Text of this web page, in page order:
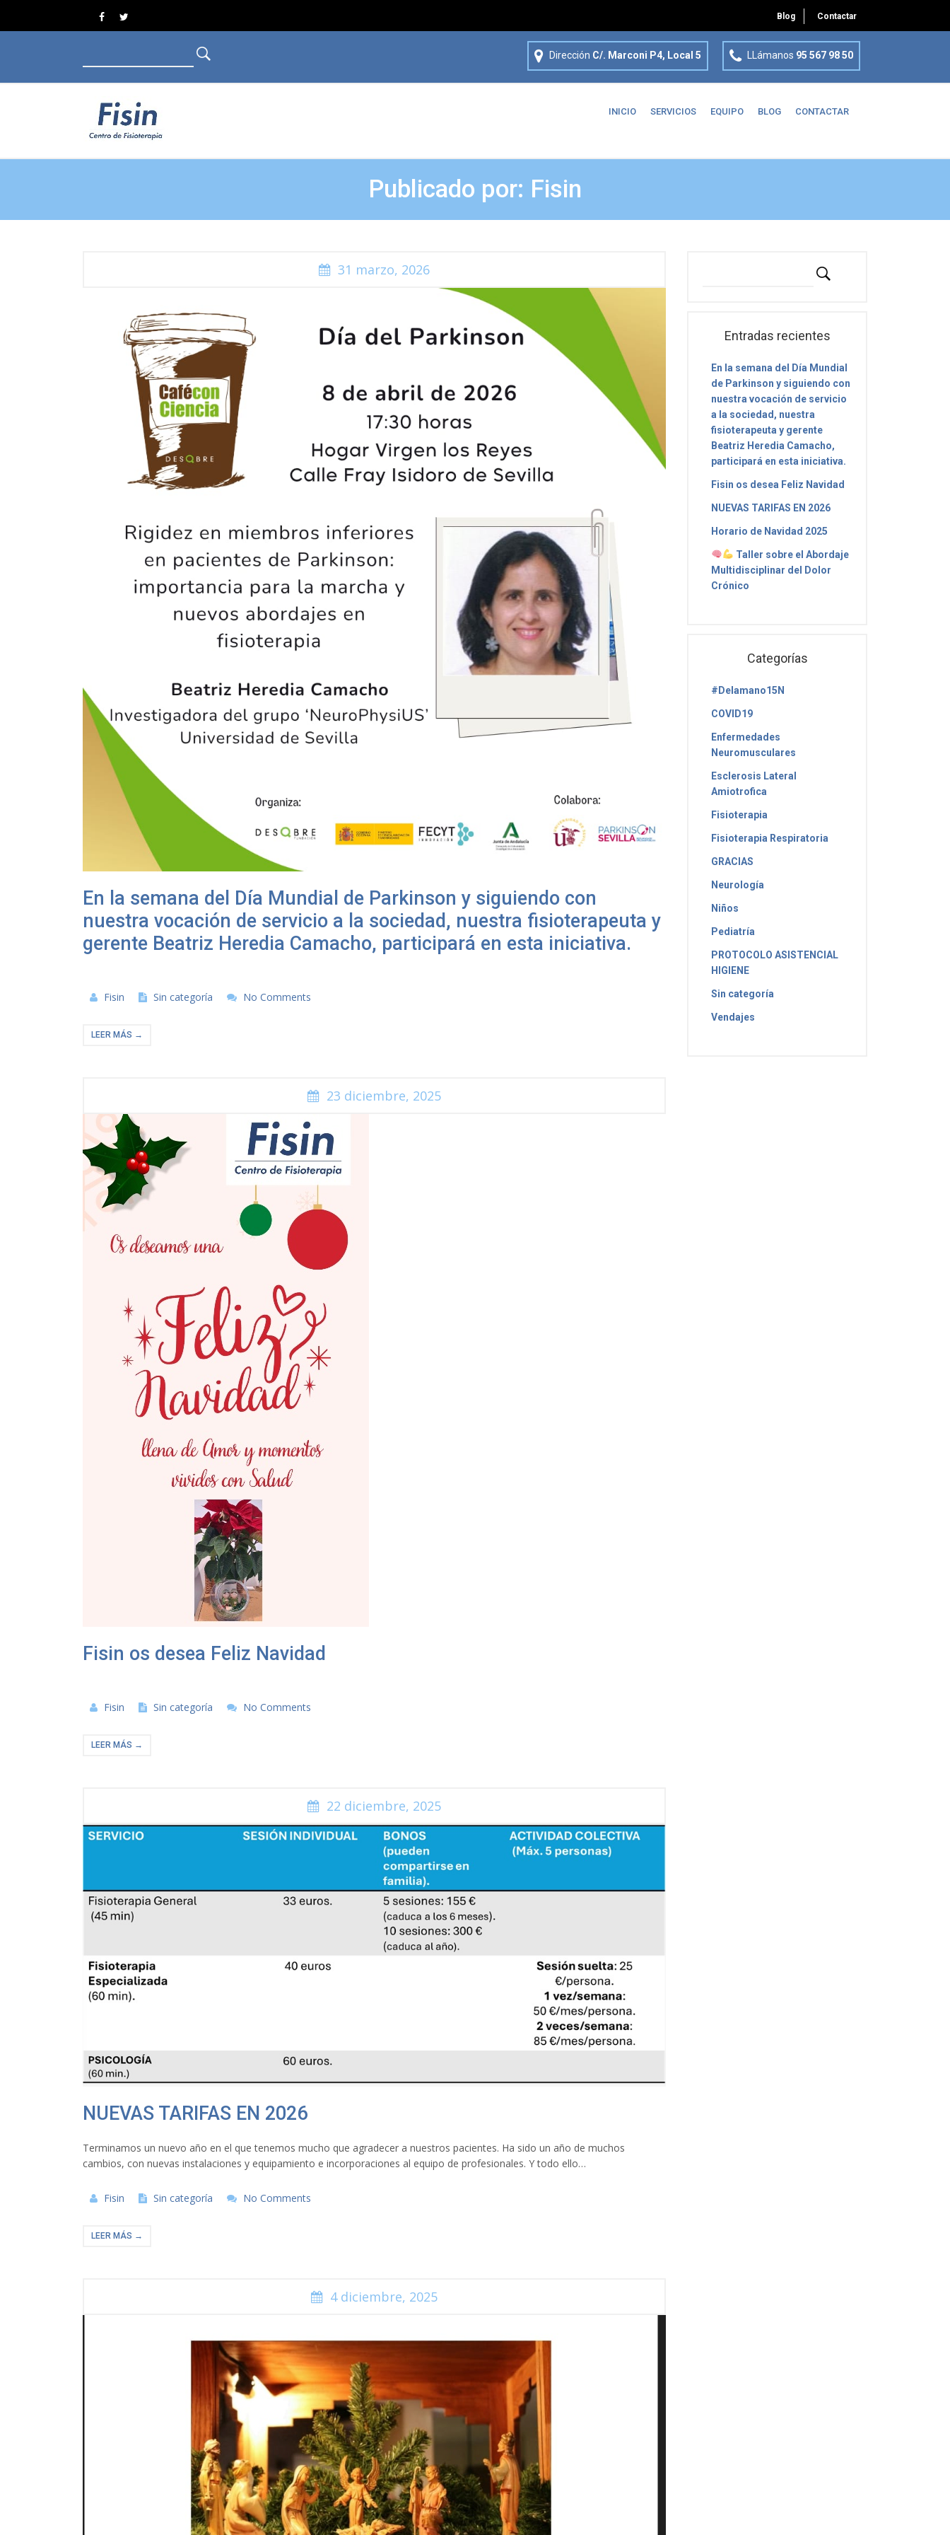
Blog Contactar
LLámanos 95 567 98 50
Dirección C/. Marconi P4, Local 5
INICIO SERVICIOS EQUIPO BLOG CONTACTAR
Publicado por: Fisin
31 marzo, 2026
En la semana del Día Mundial de Parkinson y siguiendo con
nuestra vocación de servicio a la sociedad, nuestra fisioterapeuta y
gerente Beatriz Heredia Camacho, participará en esta iniciativa.
Fisin Sin categoría No Comments
LEER MÁS →
23 diciembre, 2025
Fisin os desea Feliz Navidad
Fisin Sin categoría No Comments
LEER MÁS →
22 diciembre, 2025
NUEVAS TARIFAS EN 2026
Terminamos un nuevo año en el que tenemos mucho que agradecer a nuestros pacientes. Ha sido un año de muchos
cambios, con nuevas instalaciones y equipamiento e incorporaciones al equipo de profesionales. Y todo ello…
Fisin Sin categoría No Comments
LEER MÁS →
4 diciembre, 2025
Entradas recientes
En la semana del Día Mundial
de Parkinson y siguiendo con
nuestra vocación de servicio
a la sociedad, nuestra
fisioterapeuta y gerente
Beatriz Heredia Camacho,
participará en esta iniciativa.
Fisin os desea Feliz Navidad
NUEVAS TARIFAS EN 2026
Horario de Navidad 2025
Taller sobre el Abordaje
Multidisciplinar del Dolor
Crónico
Categorías
#Delamano15N
COVID19
Enfermedades
Neuromusculares
Esclerosis Lateral
Amiotrofica
Fisioterapia
Fisioterapia Respiratoria
GRACIAS
Neurología
Niños
Pediatría
PROTOCOLO ASISTENCIAL
HIGIENE
Sin categoría
Vendajes